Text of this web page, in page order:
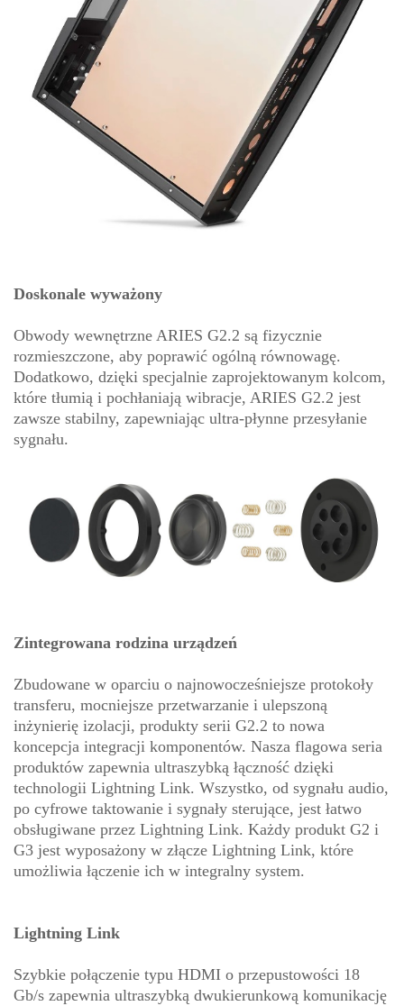
Doskonale wyważony
Obwody wewnętrzne ARIES G2.2 są fizycznie
rozmieszczone, aby poprawić ogólną równowagę.
Dodatkowo, dzięki specjalnie zaprojektowanym kolcom,
które tłumią i pochłaniają wibracje, ARIES G2.2 jest
zawsze stabilny, zapewniając ultra-płynne przesyłanie
sygnału.
Zintegrowana rodzina urządzeń
Zbudowane w oparciu o najnowocześniejsze protokoły
transferu, mocniejsze przetwarzanie i ulepszoną
inżynierię izolacji, produkty serii G2.2 to nowa
koncepcja integracji komponentów. Nasza flagowa seria
produktów zapewnia ultraszybką łączność dzięki
technologii Lightning Link. Wszystko, od sygnału audio,
po cyfrowe taktowanie i sygnały sterujące, jest łatwo
obsługiwane przez Lightning Link. Każdy produkt G2 i
G3 jest wyposażony w złącze Lightning Link, które
umożliwia łączenie ich w integralny system.
Lightning Link
Szybkie połączenie typu HDMI o przepustowości 18
Gb/s zapewnia ultraszybką dwukierunkową komunikację